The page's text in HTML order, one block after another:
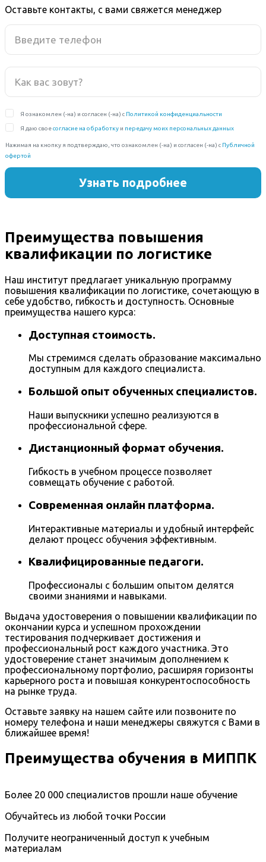
Оставьте контакты, с вами свяжется менеджер
Преимущества повышения
квалификации по логистике
Наш институт предлагает уникальную программу
повышения квалификации по логистике, сочетающую в
себе удобство, гибкость и доступность. Основные
преимущества нашего курса:
Доступная стоимость.
Мы стремимся сделать образование максимально
доступным для каждого специалиста.
Большой опыт обученных специалистов.
Наши выпускники успешно реализуются в
профессиональной сфере.
Дистанционный формат обучения.
Гибкость в учебном процессе позволяет
совмещать обучение с работой.
Современная онлайн платформа.
Интерактивные материалы и удобный интерфейс
делают процесс обучения эффективным.
Квалифицированные педагоги.
Профессионалы с большим опытом делятся
своими знаниями и навыками.
Выдача удостоверения о повышении квалификации по
окончании курса и успешном прохождении
тестирования подчеркивает достижения и
профессиональный рост каждого участника. Это
удостоверение станет значимым дополнением к
профессиональному портфолио, расширяя горизонты
карьерного роста и повышая конкурентоспособность
на рынке труда.
Оставьте заявку на нашем сайте или позвоните по
номеру телефона и наши менеджеры свяжутся с Вами в
ближайшее время!
Преимущества обучения в МИППК
Более 20 000 специалистов прошли наше обучение
Обучайтесь из любой точки России
Получите неограниченный доступ к учебным
материалам